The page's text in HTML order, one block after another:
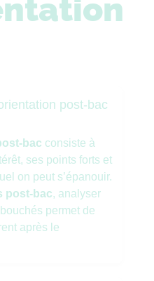
post-bac
bac consiste à
ses points forts et
on peut s’épanouir.
post-bac, analyser
permet de
après le